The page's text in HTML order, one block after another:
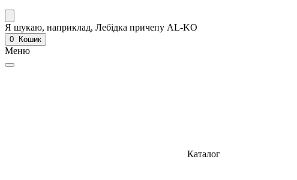
Я шукаю, наприклад, Лебідка причепу AL-KO
0 Кошик
Меню
Каталог